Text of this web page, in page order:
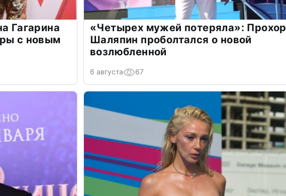
Гагарина
с новым
«Четырех мужей потеряла»: Прохор
Шаляпин проболтался о новой
возлюбленной
6 августа 67